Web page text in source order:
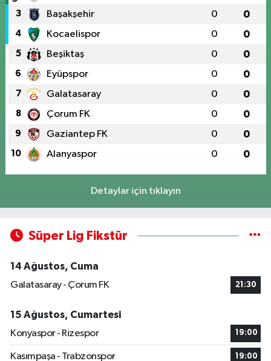
3 Başakşehir 0 0
4 Kocaelispor 0 0
5 Beşiktaş 0 0
6 Eyüpspor 0 0
7 Galatasaray 0 0
8 Çorum FK 0 0
9 Gaziantep FK 0 0
10 Alanyaspor 0 0
Detaylar için tıklayın
Süper Lig Fikstür
14 Ağustos, Cuma
Galatasaray - Çorum FK
21:30
15 Ağustos, Cumartesi
Konyaspor - Rizespor
19:00
Kasımpaşa - Trabzonspor 19:00